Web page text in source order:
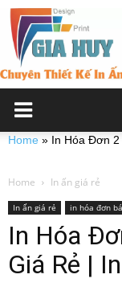
Home » In Hóa Đơn 2
Home In ấn giá rẻ
In ấn giá rẻ in hóa đơn
In Hóa
Giá Rẻ |